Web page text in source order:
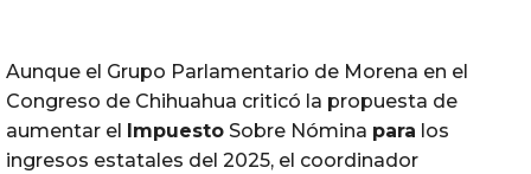
Aunque el Grupo Parlamentario de Morena en el
Congreso de Chihuahua criticó la propuesta de
aumentar el
Impuesto Sobre Nómina para los
ingresos estatales del 2025, el coordinador